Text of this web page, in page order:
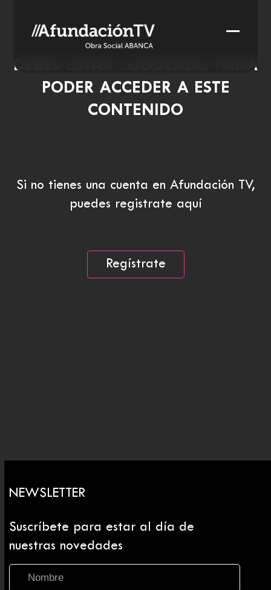
DEBES ESTAR LOGUEADO PARA
PODER ACCEDER A ESTE
CONTENIDO
Si no tienes una cuenta en Afundación TV,
puedes registrate aquí
Regístrate
NEWSLETTER
Suscríbete para estar al día de
nuestras novedades